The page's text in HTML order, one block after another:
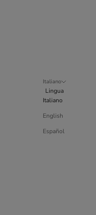
Italiano
Lingua
Italiano
English
Español